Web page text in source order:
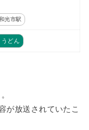
光市駅
うどん
が放送されていたこ